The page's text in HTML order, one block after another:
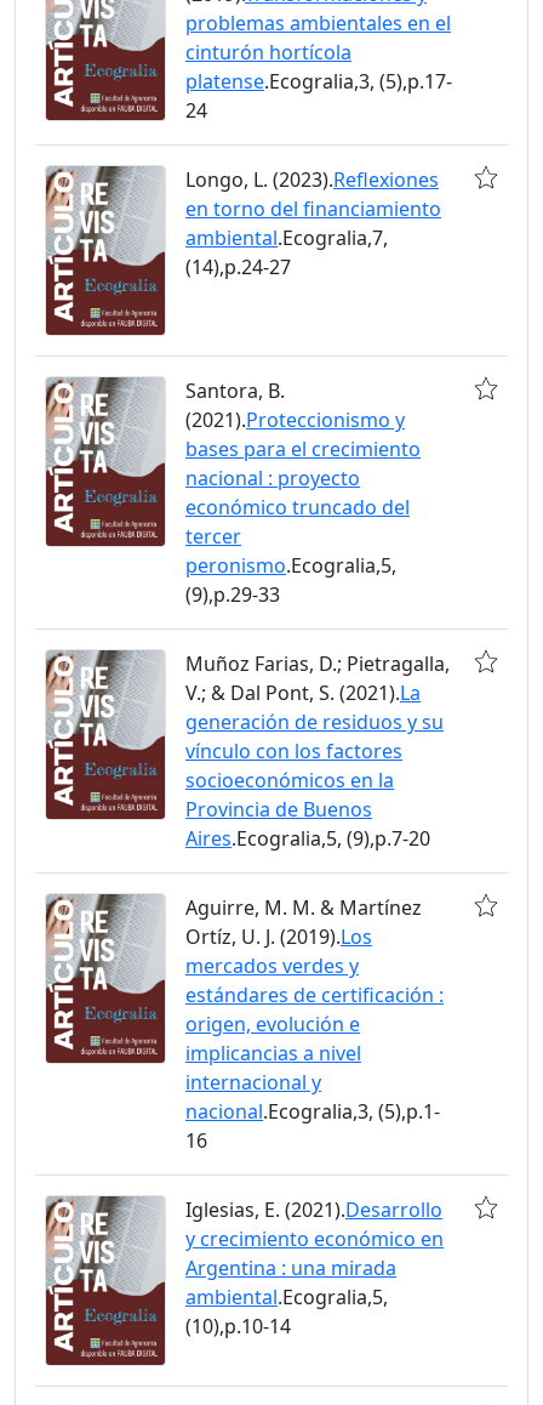
problemas ambientales en el
cinturón hortícola
platense.Ecogralia,3, (5),p.17-
24
Longo, L. (2023).Reflexiones
en torno del financiamiento
ambiental.Ecogralia,7,
(14),p.24-27
Santora, B.
(2021).Proteccionismo y
bases para el crecimiento
nacional : proyecto
económico truncado del
tercer
peronismo.Ecogralia,5,
(9),p.29-33
Muñoz Farias, D.; Pietragalla,
V.; & Dal Pont, S. (2021).La
generación de residuos y su
vínculo con los factores
socioeconómicos en la
Provincia de Buenos
Aires.Ecogralia,5, (9),p.7-20
Aguirre, M. M. & Martínez
Ortíz, U. J. (2019).Los
mercados verdes y
estándares de certificación :
origen, evolución e
implicancias a nivel
internacional y
nacional.Ecogralia,3, (5),p.1-
16
Iglesias, E. (2021).Desarrollo
y crecimiento económico en
Argentina : una mirada
ambiental.Ecogralia,5,
(10),p.10-14